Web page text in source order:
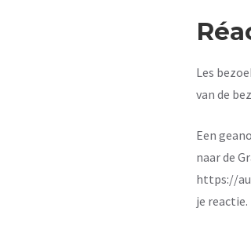
Les
van de
Een
naar de
https://
je reactie.